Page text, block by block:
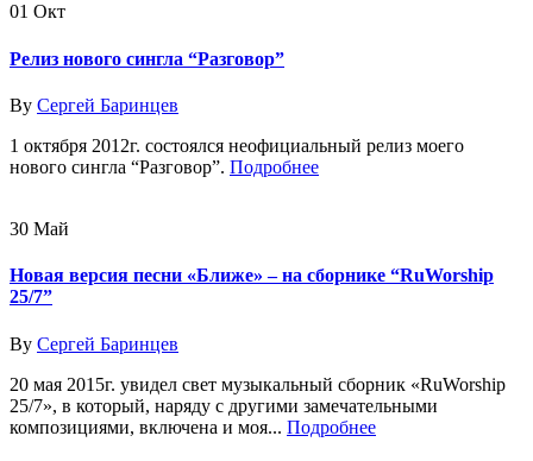
01 Окт
Релиз нового сингла “Разговор”
By Сергей Баринцев
1 октября 2012г. состоялся неофициальный релиз моего
нового сингла “Разговор”. Подробнее
30 Май
Новая версия песни «Ближе» – на сборнике “RuWorship
25/7”
By Сергей Баринцев
20 мая 2015г. увидел свет музыкальный сборник «RuWorship
25/7», в который, наряду с другими замечательными
композициями, включена и моя... Подробнее